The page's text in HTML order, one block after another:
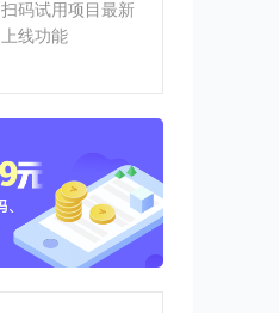
扫码试用项目最新
上线功能